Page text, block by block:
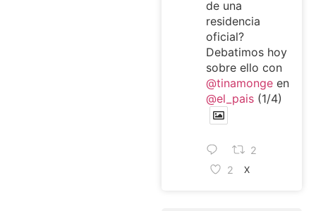
de una
residencia
oficial?
Debatimos hoy
sobre ello con
@tinamongeen
@el_pais(1/4)
2
2
X